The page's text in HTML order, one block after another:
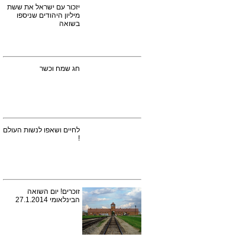
יזכור עם ישראל את ששת
מיליון היהודים שניספו
בשואה
חג שמח וכשר
לחיים ושאפו לנשות העולם
!
זוכרים! יום השואה
הבינלאומי 27.1.2014